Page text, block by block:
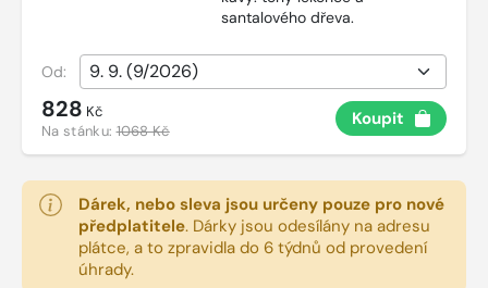
santalového dřeva.
Od:
828 Kč
Na stánku:1068 Kč
Koupit
Dárek, nebo sleva jsou určeny pouze pro nové
předplatitele. Dárky jsou odesílány na adresu
plátce, a to zpravidla do 6 týdnů od provedení
úhrady.